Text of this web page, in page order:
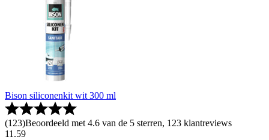
Bison siliconenkit wit 300 ml
(123)Beoordeeld met 4.6 van de 5 sterren, 123 klantreviews
11.59